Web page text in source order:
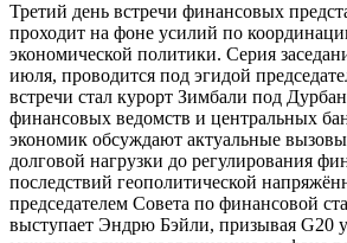
Третий день встречи финансовых
проходит на фоне усилий по
экономической политики. Серия
июля, проводится под эгидой
встречи стал курорт Зимбали под
финансовых ведомств и центральных
экономик обсуждают актуальные
долговой нагрузки до регулирования
последствий геополитической
председателем Совета по финансовой
выступает Эндрю Бэйли, призывая G20